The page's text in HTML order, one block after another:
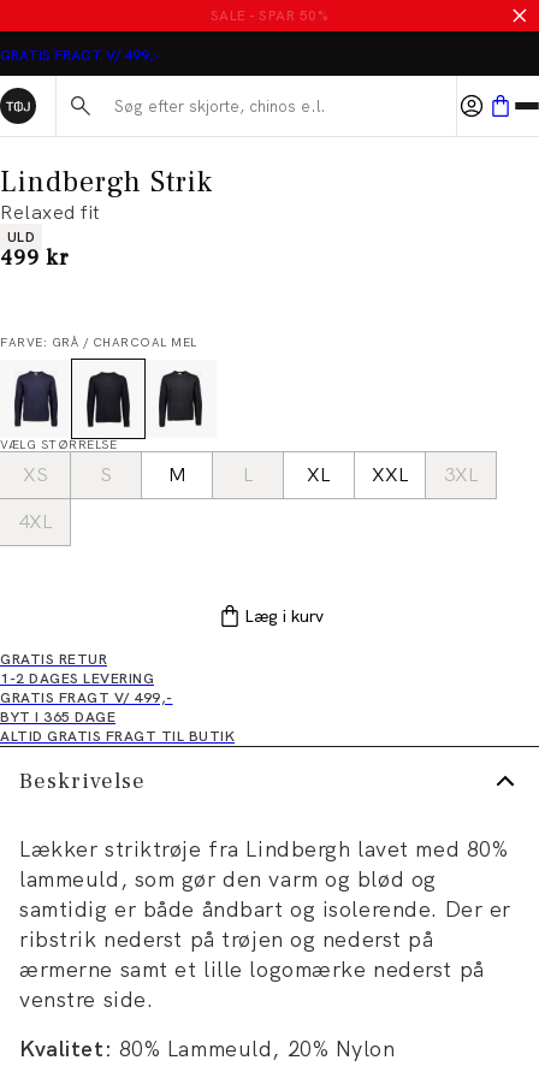
SALE - SPAR 50%
GRATIS FRAGT V/ 499,-
Søg her...
Lindbergh Strik
Relaxed fit
Produkt egenskaber
ULD
I alt (inkl. rabat)
499 kr
FARVE: GRÅ / CHARCOAL MEL
VÆLG STØRRELSE
XS S M L XL XXL
3XL
4XL
Læg i kurv
GRATIS RETUR
1-2 DAGES LEVERING
GRATIS FRAGT V/ 499,-
BYT I 365 DAGE
ALTID GRATIS FRAGT TIL BUTIK
Beskrivelse
Lækker striktrøje fra Lindbergh lavet med 80%
lammeuld, som gør den varm og blød og
samtidig er både åndbart og isolerende. Der er
ribstrik nederst på trøjen og nederst på
ærmerne samt et lille logomærke nederst på
venstre side.
Kvalitet: 80% Lammeuld, 20% Nylon